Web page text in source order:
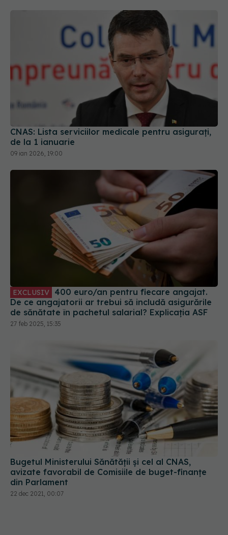
CNAS: Lista serviciilor medicale pentru asigurați,
de la 1 ianuarie
09 ian 2026, 19:00
De ce angajatorii ar trebui să includă asigurările
de sănătate în pachetul salarial? Explicația ASF
27 feb 2025, 15:35
Bugetul Ministerului Sănătății și cel al CNAS,
avizate favorabil de Comisiile de buget-finanțe
din Parlament
22 dec 2021, 00:07